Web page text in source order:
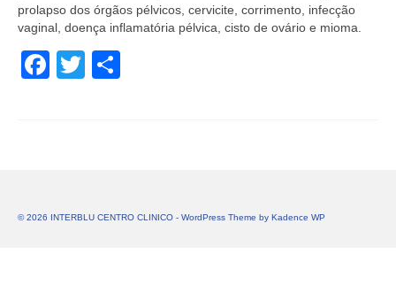
prolapso dos órgãos pélvicos, cervicite, corrimento, infecção
vaginal, doença inflamatória pélvica, cisto de ovário e mioma.
Facebook
Twitter
© 2026 INTERBLU CENTRO CLINICO - WordPress Theme by Kadence WP